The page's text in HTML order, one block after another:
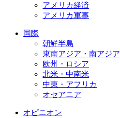
アメリカ経済
アメリカ軍事
国際
朝鮮半島
東南アジア・南アジア
欧州・ロシア
北米・中南米
中東・アフリカ
オセアニア
オピニオン